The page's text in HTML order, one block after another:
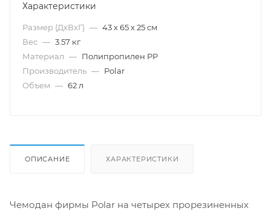
Характеристики
Размер (ДхВхГ) — 43 х 65 х 25 см
Вес — 3.57 кг
Материал — Полипропилен PP
Производитель — Polar
Объем — 62 л
ОПИСАНИЕ ХАРАКТЕРИСТИКИ
Чемодан фирмы Polar на четырех прорезиненных